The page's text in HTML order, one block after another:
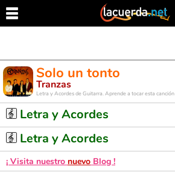
Solo un tonto
Tranzas
Letra y Acordes de Guitarra. Aprende a tocar esta canción
Letra y Acordes
Letra y Acordes
¡ Visita nuestro nuevo Blog !